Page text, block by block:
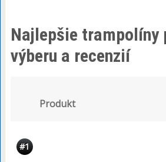
Najlepšie trampolíny
výberu a recenzií
Produkt
#1